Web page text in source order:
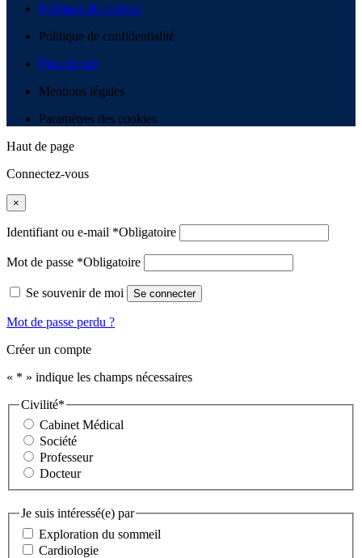
Politique de cookies
Politique de confidentialité
Plan du site
Mentions légales
Paramètres des cookies
Haut de page
Connectez-vous
×
Identifiant ou e-mail *Obligatoire
Mot de passe *Obligatoire
Se souvenir de moi Se connecter
Mot de passe perdu ?
Créer un compte
« * » indique les champs nécessaires
Civilité*
Cabinet Médical
Société
Professeur
Docteur
Je suis intéressé(e) par
Exploration du sommeil
Cardiologie